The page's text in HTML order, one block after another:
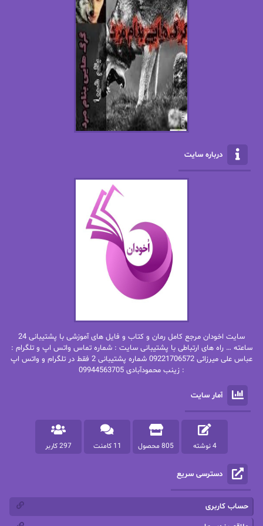
اصغر زاده
اکرم محمدی
الف صاد
الکساندر دوما
الناز پاکپور‌
الناز محمدی
امیر فرهی
باران
بهار سلطانی
بهاره شیرازی
بهاره.م
بیتا فرخی
پاتریشیا ویلسون پرتو فرهمند
پرستو اسحقی
پرستو مهاجر
پرهام رسولی
پروانه قدیمی پروانه محمدی
پریسا شکور(طوفان خاموش)
درباره سایت
سایت اخودان مرجع کامل رمان و کتاب و فایل های آموزشی با پشتیبانی 24
ساعته … راه های ارتباطی با پشتیبانی سایت : شماره تماس واتس اپ و تلگرام :
عباس علی میرزائی 09221706572 شماره پشتیبانی 2 فقط در تلگرام و واتس اپ
: زینب محمودآبادی 09944563705
آمار سایت
4 نوشته 805 محصول 11 کامنت 297 کاربر
دسترسی سریع
حساب کاربری